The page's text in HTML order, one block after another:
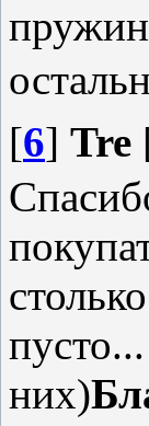
[6] Tre
них)